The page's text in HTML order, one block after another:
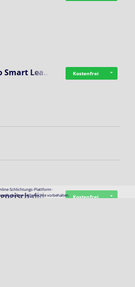
Smart Lea… Kostenfrei
did… Kostenfrei
Schlichtungs-Plattform·
- Alle Rechte vorbehalten.